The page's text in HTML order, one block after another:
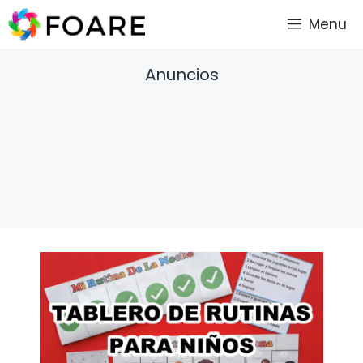
Saltar
al
Menu
Anuncios